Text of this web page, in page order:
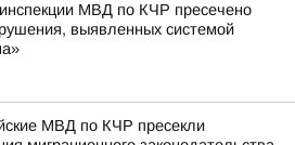
МВД по КЧР пресечено
выявленных системой
МВД по КЧР пресекли